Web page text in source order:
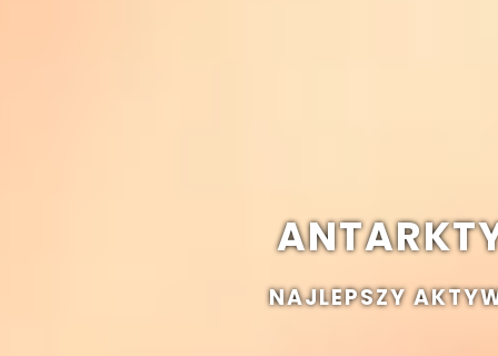
NAJLEPSZY